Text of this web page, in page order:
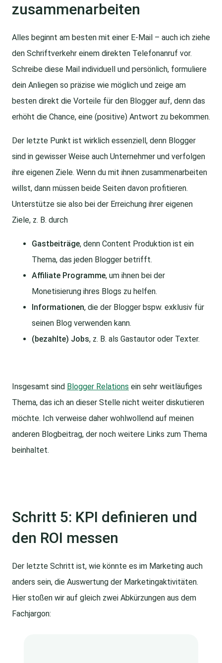
zusammenarbeiten
Alles beginnt am besten mit einer E-Mail – auch ich ziehe
den Schriftverkehr einem direkten Telefonanruf vor.
Schreibe diese Mail individuell und persönlich, formuliere
dein Anliegen so präzise wie möglich und zeige am
besten direkt die Vorteile für den Blogger auf, denn das
erhöht die Chance, eine (positive) Antwort zu bekommen.
Der letzte Punkt ist wirklich essenziell, denn Blogger
sind in gewisser Weise auch Unternehmer und verfolgen
ihre eigenen Ziele. Wenn du mit ihnen zusammenarbeiten
willst, dann müssen beide Seiten davon profitieren.
Unterstütze sie also bei der Erreichung ihrer eigenen
Ziele, z. B. durch
Gastbeiträge, denn Content Produktion ist ein
Thema, das jeden Blogger betrifft.
Affiliate Programme, um ihnen bei der
Monetisierung ihres Blogs zu helfen.
Informationen, die der Blogger bspw. exklusiv für
seinen Blog verwenden kann.
(bezahlte) Jobs, z. B. als Gastautor oder Texter.
Insgesamt sind Blogger Relations ein sehr weitläufiges
Thema, das ich an dieser Stelle nicht weiter diskutieren
möchte. Ich verweise daher wohlwollend auf meinen
anderen Blogbeitrag, der noch weitere Links zum Thema
beinhaltet.
Schritt 5: KPI definieren und
den ROI messen
Der letzte Schritt ist, wie könnte es im Marketing auch
anders sein, die Auswertung der Marketingaktivitäten.
Hier stoßen wir auf gleich zwei Abkürzungen aus dem
Fachjargon: